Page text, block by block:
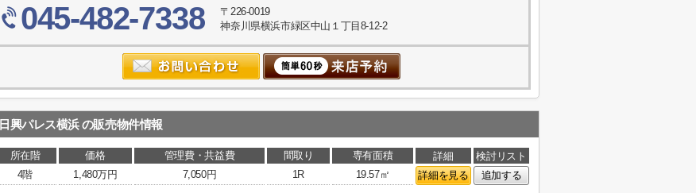
045-482-7338
〒226-0019
神奈川県横浜市緑区中山１丁目8-12-2
日興パレス横浜の販売物件情報
所在階 価格 管理費・共益費 間取り 専有面積 詳細
検討リスト
4階
1,480万円 7,050円 1R 19.57㎡ 詳細を見る 追加する